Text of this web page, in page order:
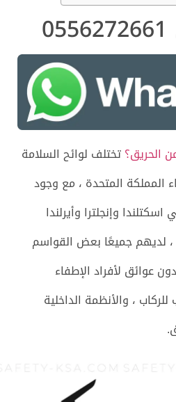
الحريق؟تختلف لوائح السلامة
المتحدة ، مع وجود
وإنجلترا وأيرلندا
لديهم جميعًا بعض القواسم
عوائق لأفراد الإطفاء
، والأنظمة الداخلية